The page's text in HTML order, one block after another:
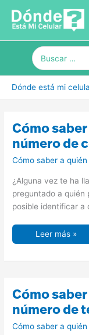
contenido
Buscar
por:
Dónde está mi
Cómo
número de
Cómo saber a
¿Alguna vez te ha
preguntado a quién
posible identificar a
Cómo
saber
a
quién
pertenece
un
de
celular
en
Ecuador
Leer más »
Cómo
número de
Cómo saber a
Cómo
saber
a
quién
pertenece
un